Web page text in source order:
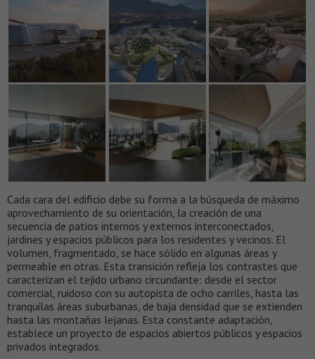
Cada cara del edificio debe su forma a la búsqueda de máximo
aprovechamiento de su orientación, la creación de una
secuencia de patios internos y externos interconectados,
jardines y espacios públicos para los residentes y vecinos. El
volumen, fragmentado, se hace sólido en algunas áreas y
permeable en otras. Esta transición refleja los contrastes que
caracterizan el tejido urbano circundante: desde el sector
comercial, ruidoso con su autopista de ocho carriles, hasta las
tranquilas áreas suburbanas, de baja densidad que se extienden
hasta las montañas lejanas. Esta constante adaptación,
establece un proyecto de espacios abiertos públicos y espacios
privados integrados.